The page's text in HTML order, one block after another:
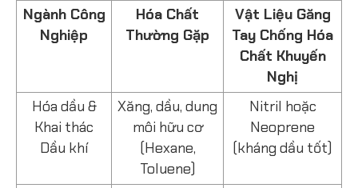
Ngành Công
Nghiệp
Hóa Chất
Thường Gặp
Vật Liệu Găng
Tay Chống Hóa
Chất Khuyến
Nghị
Hóa dầu &
Khai thác
Dầu khí
Xăng, dầu, dung
môi hữu cơ
(Hexane,
Toluene)
Nitril hoặc
Neoprene
(kháng dầu tốt)